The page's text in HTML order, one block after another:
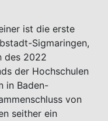
ist die erste
Sigmaringen,
des 2022
der Hochschulen
in Baden-
von
seither ein